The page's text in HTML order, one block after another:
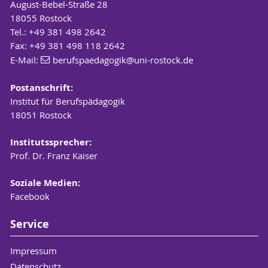
August-Bebel-Straße 28
18055 Rostock
Tel.: +49 381 498 2642
Fax: +49 381 498 118 2642
E-Mail:
berufspaedagogik@uni-rostock.de
Postanschrift:
Institut für Berufspädagogik
18051 Rostock
Institutssprecher:
Prof. Dr. Franz Kaiser
Soziale Medien:
Facebook
Service
Impressum